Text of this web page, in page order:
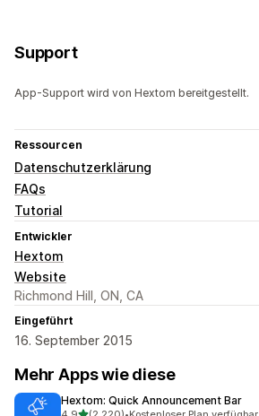
Support
App-Support wird von Hextom bereitgestellt.
Ressourcen
Datenschutzerklärung
FAQs
Tutorial
Entwickler
Hextom
Website
Richmond Hill, ON, CA
Eingeführt
16. September 2015
Mehr Apps wie diese
Hextom: Quick Announcement Bar